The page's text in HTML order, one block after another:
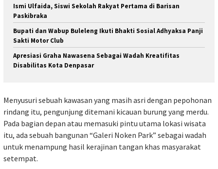
Ismi Ulfaida, Siswi Sekolah Rakyat Pertama di Barisan
Paskibraka
Bupati dan Wabup Buleleng Ikuti Bhakti Sosial Adhyaksa Panji
Sakti Motor Club
Apresiasi Graha Nawasena Sebagai Wadah Kreatifitas
Disabilitas Kota Denpasar
Menyusuri sebuah kawasan yang masih asri dengan pepohonan
rindang itu, pengunjung ditemani kicauan burung yang merdu.
Pada bagian depan atau memasuki pintu utama lokasi wisata
itu, ada sebuah bangunan “Galeri Noken Park” sebagai wadah
untuk menampung hasil kerajinan tangan khas masyarakat
setempat.